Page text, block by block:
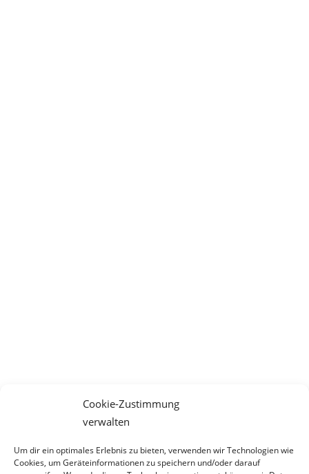
Cookie-Zustimmung
verwalten
Um dir ein optimales Erlebnis zu bieten, verwenden wir Technologien wie
Cookies, um Geräteinformationen zu speichern und/oder darauf